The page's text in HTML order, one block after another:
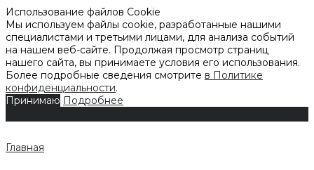
Использование файлов Cookie
Мы используем файлы cookie, разработанные нашими
специалистами и третьими лицами, для анализа событий
на нашем веб-сайте. Продолжая просмотр страниц
нашего сайта, вы принимаете условия его использования.
Более подробные сведения смотрите в Политике
конфиденциальности.
Принимаю Подробнее
Главная